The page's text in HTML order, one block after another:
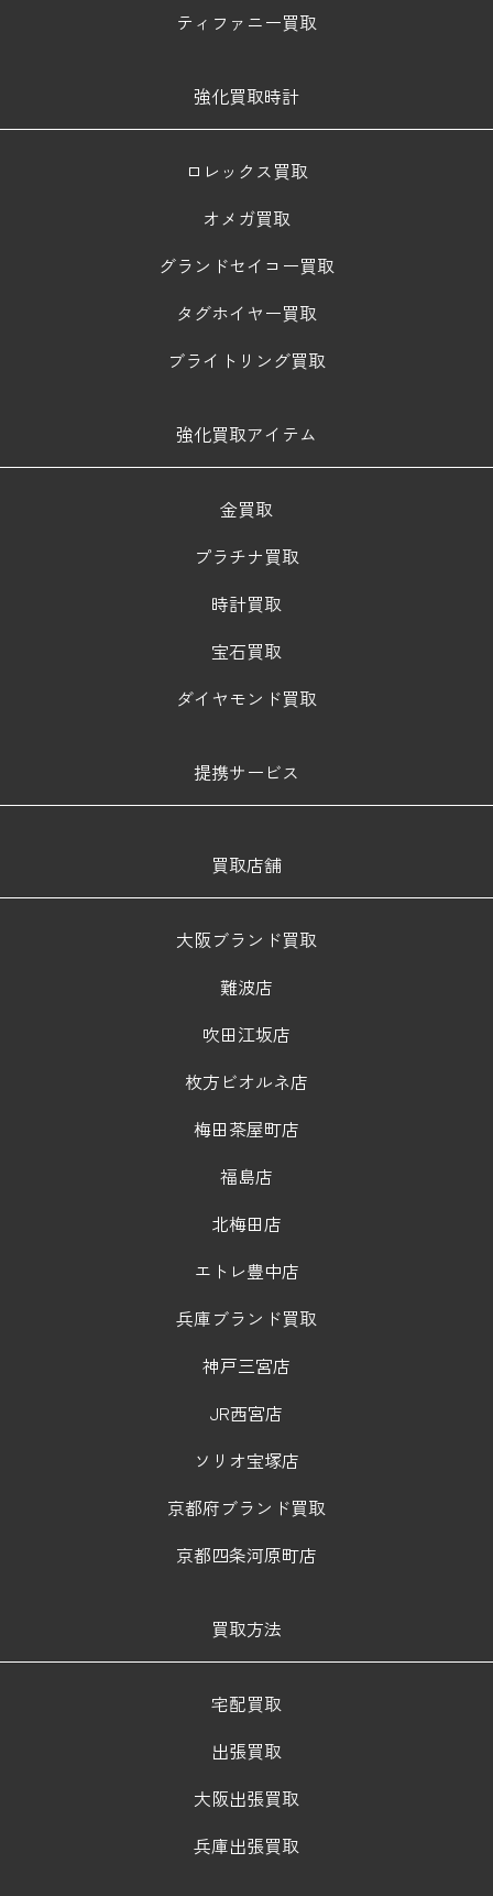
ティファニー買取
強化買取時計
ロレックス買取
オメガ買取
グランドセイコー買取
タグホイヤー買取
ブライトリング買取
強化買取アイテム
金買取
プラチナ買取
時計買取
宝石買取
ダイヤモンド買取
提携サービス
買取店舗
大阪ブランド買取
難波店
吹田江坂店
枚方ビオルネ店
梅田茶屋町店
福島店
北梅田店
エトレ豊中店
兵庫ブランド買取
神戸三宮店
JR西宮店
ソリオ宝塚店
京都府ブランド買取
京都四条河原町店
買取方法
宅配買取
出張買取
大阪出張買取
兵庫出張買取